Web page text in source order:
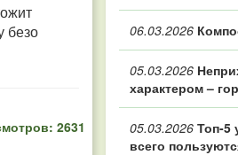
безо
2631
06.03.2026
05.03.2026
характером –
05.03.2026
всего